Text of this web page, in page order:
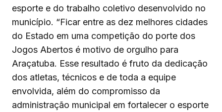
esporte e do trabalho coletivo desenvolvido no
município. “Ficar entre as dez melhores cidades
do Estado em uma competição do porte dos
Jogos Abertos é motivo de orgulho para
Araçatuba. Esse resultado é fruto da dedicação
dos atletas, técnicos e de toda a equipe
envolvida, além do compromisso da
administração municipal em fortalecer o esporte